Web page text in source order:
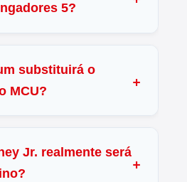
5?
substituirá o
MCU?
Jr. realmente será